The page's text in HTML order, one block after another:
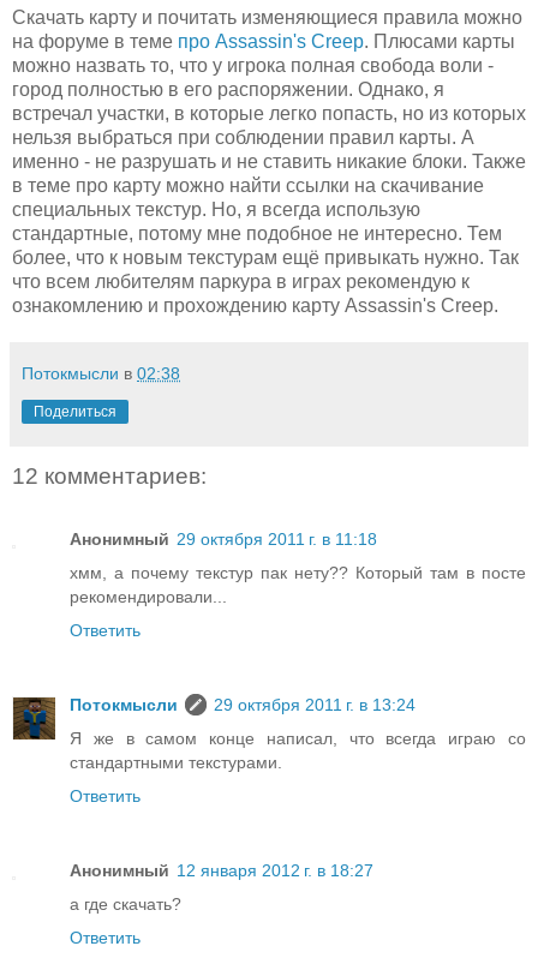
Скачать карту и почитать изменяющиеся правила можно
на форуме в теме про Assassin's Creep. Плюсами карты
можно назвать то, что у игрока полная свобода воли -
город полностью в его распоряжении. Однако, я
встречал участки, в которые легко попасть, но из которых
нельзя выбраться при соблюдении правил карты. А
именно - не разрушать и не ставить никакие блоки. Также
в теме про карту можно найти ссылки на скачивание
специальных текстур. Но, я всегда использую
стандартные, потому мне подобное не интересно. Тем
более, что к новым текстурам ещё привыкать нужно. Так
что всем любителям паркура в играх рекомендую к
ознакомлению и прохождению карту Assassin's Creep.
Потокмысли в 02:38
Поделиться
12 комментариев:
Анонимный 29 октября 2011 г. в 11:18
хмм, а почему текстур пак нету?? Который там в посте
рекомендировали...
Ответить
Потокмысли
29 октября 2011 г. в 13:24
Я же в самом конце написал, что всегда играю со
стандартными текстурами.
Ответить
Анонимный 12 января 2012 г. в 18:27
а где скачать?
Ответить